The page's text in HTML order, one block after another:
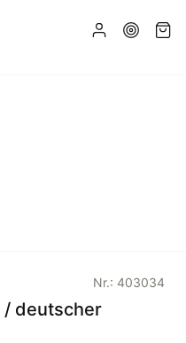
Nr.: 403034
/ deutscher